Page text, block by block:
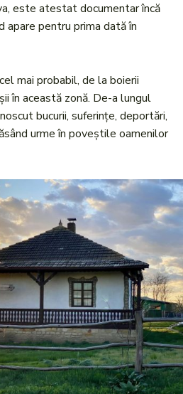
este atestat documentar încă
apare pentru prima dată în
mai probabil, de la boierii
în această zonă. De-a lungul
bucurii, suferințe, deportări,
urme în poveștile oamenilor